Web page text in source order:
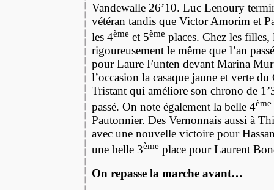
Vandewalle 26’10. Luc Lenoury
vétéran tandis que Victor Amorim et
les 4ème et 5ème places. Chez les
rigoureusement le même que l’an
pour Laure Funten devant Marina
l’occasion la casaque jaune et verte
Tristant qui améliore son chrono de
passé. On note également la belle 4ème
Pautonnier. Des Vernonnais aussi à
avec une nouvelle victoire pour
une belle 3ème place pour Laurent
On repasse la marche avant…